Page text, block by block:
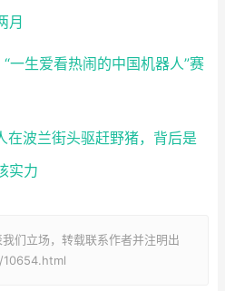
月
一生爱看热闹的中国机器人”赛
在波兰街头驱赶野猪，背后是
实力
们立场，转载联系作者并注明出